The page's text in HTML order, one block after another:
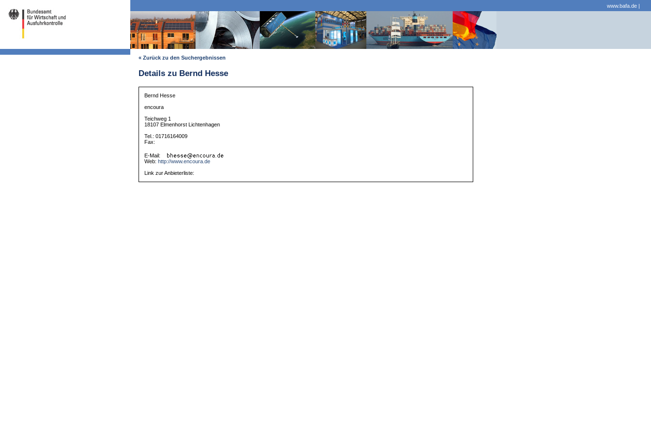
www.bafa.de |
« Zurück zu den Suchergebnissen
Details zu Bernd Hesse
Bernd Hesse
encoura
Teichweg 1
18107 Elmenhorst Lichtenhagen
Tel.: 01716164009
Fax:
E-Mail:
Web: http://www.encoura.de
Link zur Anbieterliste: